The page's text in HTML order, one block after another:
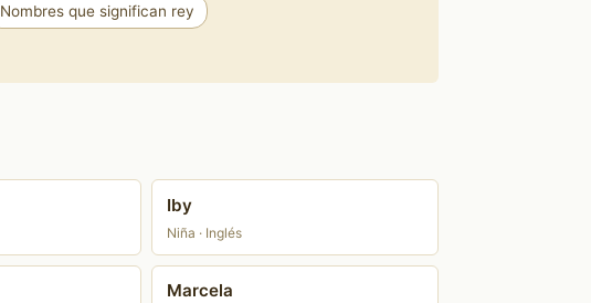
Nombres que significan rey
Iby
Niña · Inglés
Marcela